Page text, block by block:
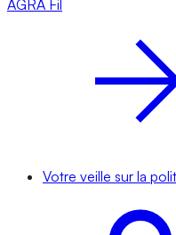
AGRA Fil
Votre veille sur la